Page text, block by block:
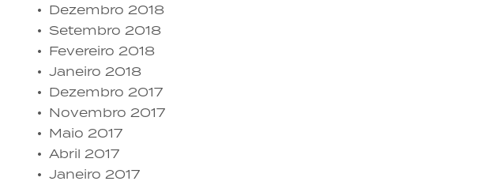
Dezembro 2018
Setembro 2018
Fevereiro 2018
Janeiro 2018
Dezembro 2017
Novembro 2017
Maio 2017
Abril 2017
Janeiro 2017